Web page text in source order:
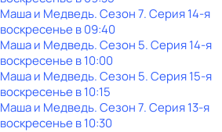
Маша и Медведь. Сезон 7. Серия 14-я
воскресенье в09:40
Маша и Медведь. Сезон 5. Серия 14-я
воскресенье в10:00
Маша и Медведь. Сезон 5. Серия 15-я
воскресенье в10:15
Маша и Медведь. Сезон 7. Серия 13-я
воскресенье в10:30